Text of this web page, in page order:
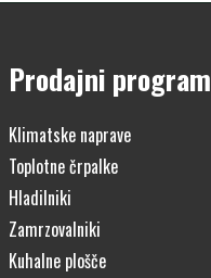
Prodajni program
Klimatske naprave
Toplotne črpalke
Hladilniki
Zamrzovalniki
Kuhalne plošče